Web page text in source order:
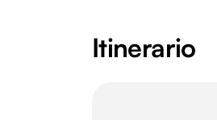
Itinerario